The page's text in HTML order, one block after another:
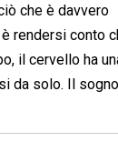
che è davvero
rendersi conto
il cervello ha
da solo. Il